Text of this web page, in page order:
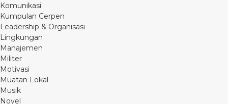
Komunikasi
Kumpulan Cerpen
Leadership & Organisasi
Lingkungan
Manajemen
Militer
Motivasi
Muatan Lokal
Musik
Novel